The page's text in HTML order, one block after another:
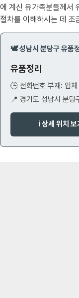
에 계신 유가족분들께서
절차를 이해하시는 데 조
🕊️ 성남시 분당구 유품
유품정리
🕒 전화번호 부재: 업
📍 경기도 성남시 분
ℹ️ 상세 위치 보